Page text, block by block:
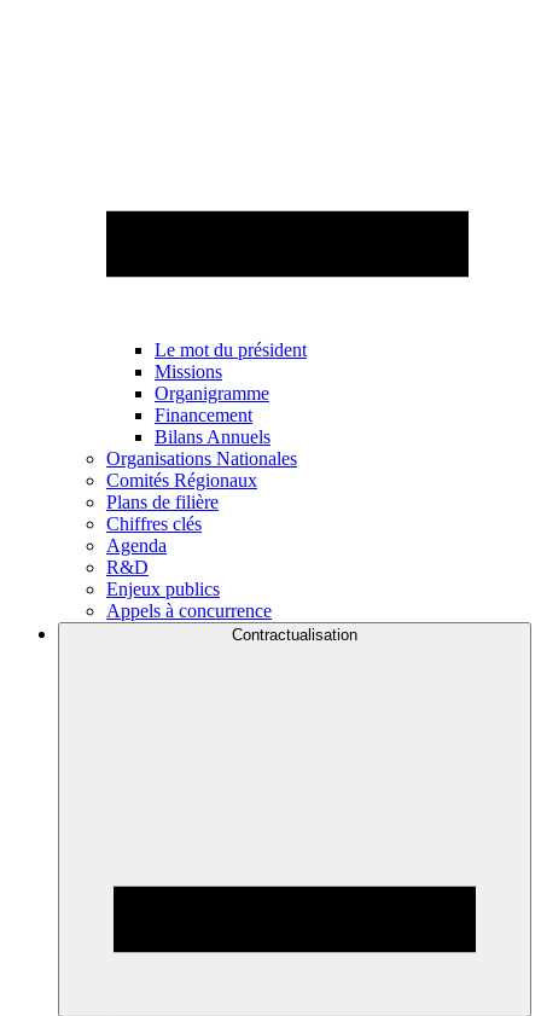
Le mot du président
Missions
Organigramme
Financement
Bilans Annuels
Organisations Nationales
Comités Régionaux
Plans de filière
Chiffres clés
Agenda
R&D
Enjeux publics
Appels à concurrence
Contractualisation